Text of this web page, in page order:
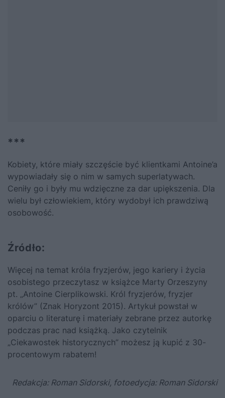
***
Kobiety, które miały szczęście być klientkami Antoine’a
wypowiadały się o nim w samych superlatywach.
Ceniły go i były mu wdzięczne za dar upiększenia. Dla
wielu był człowiekiem, który wydobył ich prawdziwą
osobowość.
Źródło:
Więcej na temat króla fryzjerów, jego kariery i życia
osobistego przeczytasz w książce Marty Orzeszyny
pt. „Antoine Cierplikowski. Król fryzjerów, fryzjer
królów” (Znak Horyzont 2015). Artykuł powstał w
oparciu o literaturę i materiały zebrane przez autorkę
podczas prac nad książką. Jako czytelnik
„Ciekawostek historycznych” możesz ją kupić z 30-
procentowym rabatem!
Redakcja: Roman Sidorski, fotoedycja: Roman Sidorski